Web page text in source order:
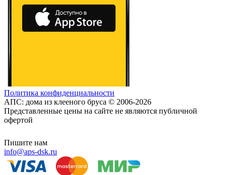
Политика конфиденциальности
АПС: дома из клееного бруса © 2006-2026
Представленные цены на сайте не являются публичной
офертой
Пишите нам
info@aps-dsk.ru